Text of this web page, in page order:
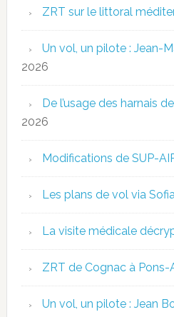
ZRT sur le littoral
Un vol, un pilote : Jean-
2026
De l’usage des harnais
2026
Modifications de SUP-
Les plans de vol via
La visite médicale
ZRT de Cognac à Pons-
Un vol, un pilote : Jean